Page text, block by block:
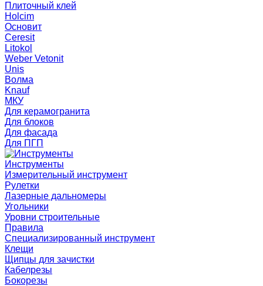
Плиточный клей
Holcim
Основит
Ceresit
Litokol
Weber Vetonit
Unis
Волма
Knauf
МКУ
Для керамогранита
Для блоков
Для фасада
Для ПГП
Инструменты
Измерительный инструмент
Рулетки
Лазерные дальномеры
Угольники
Уровни строительные
Правила
Специализированный инструмент
Клещи
Щипцы для зачистки
Кабелрезы
Бокорезы